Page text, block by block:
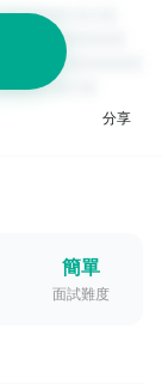
分享
簡單
面試難度